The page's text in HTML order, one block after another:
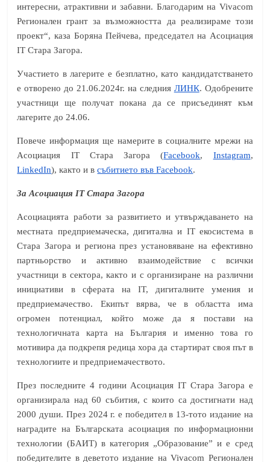
интересни, атрактивни и забавни. Благодарим на Vivacom
Регионален грант за възможността да реализираме този
проект“, каза Боряна Пейчева, председател на Асоциация
IT Стара Загора.
Участието в лагерите е безплатно, като кандидатстването
е отворено до 21.06.2024г. на следния ЛИНК. Одобрените
участници ще получат покана да се присъединят към
лагерите до 24.06.
Повече информация ще намерите в социалните мрежи на
Асоциация IT Стара Загора (Facebook, Instagram,
LinkedIn), както и всъбитието във Facebook.
За Асоциация IT Стара Загора
Асоциацията работи за развитието и утвърждаването на
местната предприемаческа, дигитална и IT екосистема в
Стара Загора и региона през установяване на ефективно
партньорство и активно взаимодействие с всички
участници в сектора, както и с организиране на различни
инициативи в сферата на IT, дигиталните умения и
предприемачество. Екипът вярва, че в областта има
огромен потенциал, който може да я постави на
технологичната карта на България и именно това го
мотивира да подкрепя редица хора да стартират своя път в
технологиите и предприемачеството.
През последните 4 години Асоциация IT Стара Загора е
организирала над 60 събития, с които са достигнати над
2000 души. През 2024 г. е победител в 13-тото издание на
наградите на Българската асоциация по информационни
технологии (БАИТ) в категория „Образование” и е сред
победителите в деветото издание на Vivacom Регионален